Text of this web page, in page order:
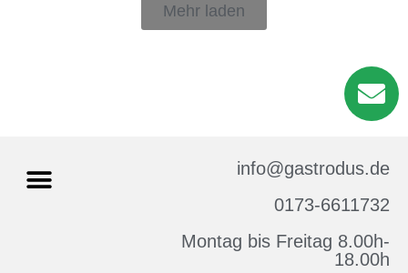
Mehr laden
info@gastrodus.de
0173-6611732
Montag bis Freitag 8.00h-
18.00h